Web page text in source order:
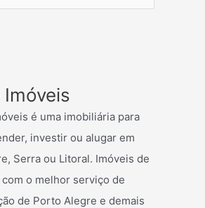
é uma imobiliária para
investir ou alugar em
Serra ou Litoral. Imóveis de
o melhor serviço de
de Porto Alegre e demais